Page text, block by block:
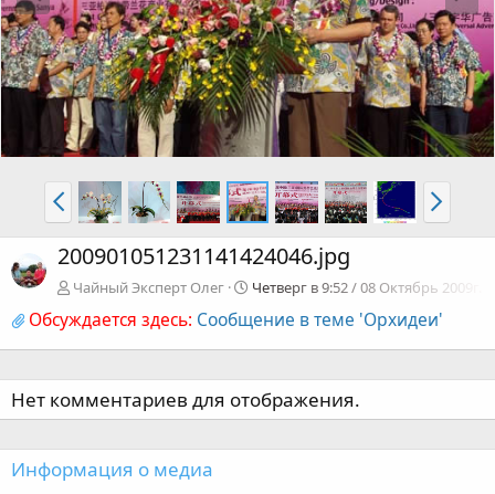
200901051231141424046.jpg
Чайный Эксперт Олег Четверг в 9:52 / 08 Октябрь 2009г.
Обсуждается здесь: Сообщение в теме 'Орхидеи'
Нет комментариев для отображения.
Информация о медиа